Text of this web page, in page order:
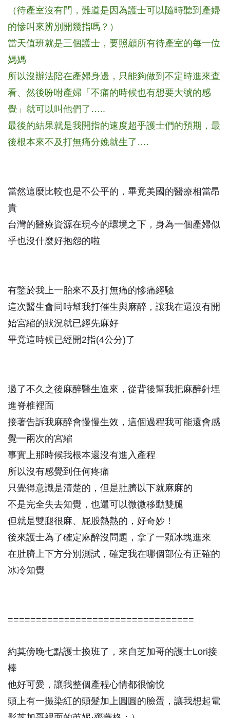
（待產室沒有門，難道是因為護士可以隨時聽到產婦
的慘叫來辨別開幾指嗎？）
當天值班就是三個護士，要照顧所有待產室的每一位
媽媽
所以沒辦法陪在產婦身邊，只能夠做到不定時進來查
看、然後吩咐產婦「不痛的時候也有想要大號的感
覺」就可以叫他們了…..
最後的結果就是我開指的速度超乎護士們的預期，最
後根本來不及打無痛分娩就生了….
當然這麼比較也是不公平的，畢竟美國的醫療相當昂
貴
台灣的醫療資源在現今的環境之下，身為一個產婦似
乎也沒什麼好抱怨的啦
有鑒於我上一胎來不及打無痛的慘痛經驗
這次醫生會同時幫我打催生與麻醉，讓我在還沒有開
始宮縮的狀況就已經先麻好
畢竟這時候已經開2指(4公分)了
過了不久之後麻醉醫生進來，從背後幫我把麻醉針埋
進脊椎裡面
接著告訴我麻醉會慢慢生效，這個過程我可能還會感
覺一兩次的宮縮
事實上那時候我根本還沒有進入產程
所以沒有感覺到任何疼痛
只覺得意識是清楚的，但是肚臍以下就麻麻的
不是完全失去知覺，也還可以微微移動雙腿
但就是雙腿很麻、屁股熱熱的，好奇妙！
後來護士為了確定麻醉沒問題，拿了一顆冰塊進來
在肚臍上下方分別測試，確定我在哪個部位有正確的
冰冷知覺
=================================
約莫傍晚七點護士換班了，來自芝加哥的護士Lori接
棒
他好可愛，讓我整個產程心情都很愉悅
頭上有一撮染紅的頭髮加上圓圓的臉蛋，讓我想起電